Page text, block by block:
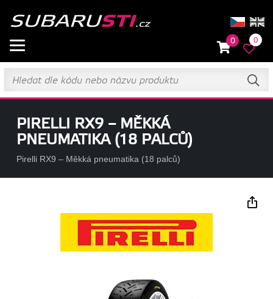
0 0
PIRELLI RX9 – MĚKKÁ
PNEUMATIKA (18 PALCŮ)
Pirelli RX9 – Měkká pneumatika (18 palců)